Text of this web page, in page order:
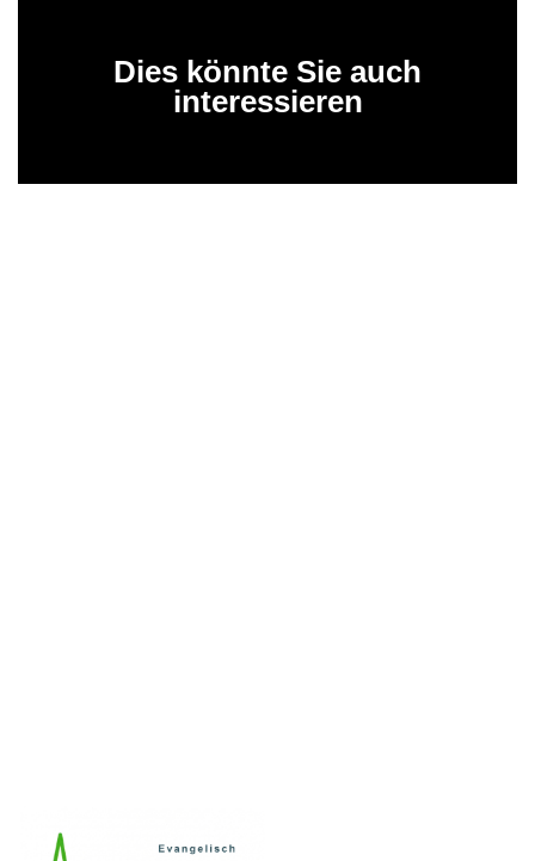
Dies könnte Sie auch
interessieren